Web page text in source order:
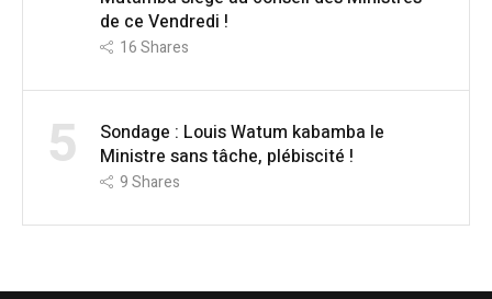
de ce Vendredi !
16Shares
5
Sondage : Louis Watum kabamba le
Ministre sans tâche, plébiscité !
9Shares